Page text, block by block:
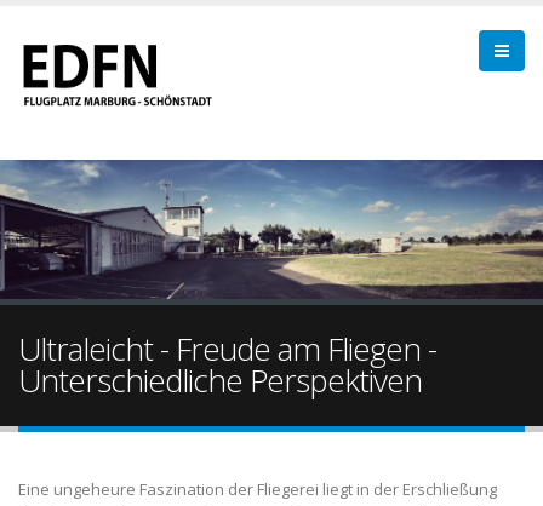
Ultraleicht - Freude am Fliegen -
Unterschiedliche Perspektiven
Eine ungeheure Faszination der Fliegerei liegt in der Erschließung